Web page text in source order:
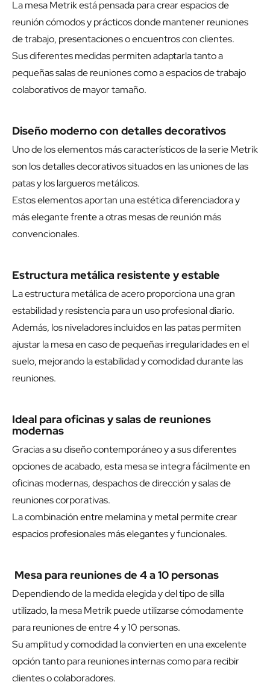
La mesa Metrik está pensada para crear espacios de
reunión cómodos y prácticos donde mantener reuniones
de trabajo, presentaciones o encuentros con clientes.
Sus diferentes medidas permiten adaptarla tanto a
pequeñas salas de reuniones como a espacios de trabajo
colaborativos de mayor tamaño.
Diseño moderno con detalles decorativos
Uno de los elementos más característicos de la serie Metrik
son los detalles decorativos situados en las uniones de las
patas y los largueros metálicos.
Estos elementos aportan una estética diferenciadora y
más elegante frente a otras mesas de reunión más
convencionales.
Estructura metálica resistente y estable
La estructura metálica de acero proporciona una gran
estabilidad y resistencia para un uso profesional diario.
Además, los niveladores incluidos en las patas permiten
ajustar la mesa en caso de pequeñas irregularidades en el
suelo, mejorando la estabilidad y comodidad durante las
reuniones.
Ideal para oficinas y salas de reuniones
modernas
Gracias a su diseño contemporáneo y a sus diferentes
opciones de acabado, esta mesa se integra fácilmente en
oficinas modernas, despachos de dirección y salas de
reuniones corporativas.
La combinación entre melamina y metal permite crear
espacios profesionales más elegantes y funcionales.
Mesa para reuniones de 4 a 10 personas
Dependiendo de la medida elegida y del tipo de silla
utilizado, la mesa Metrik puede utilizarse cómodamente
para reuniones de entre 4 y 10 personas.
Su amplitud y comodidad la convierten en una excelente
opción tanto para reuniones internas como para recibir
clientes o colaboradores.